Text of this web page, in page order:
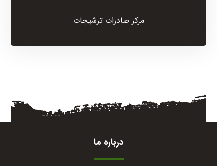
مرکز صادرات ترشیجات
درباره ما